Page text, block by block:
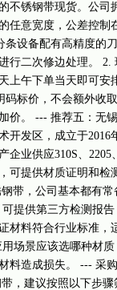
不锈钢带现货。公司
任意宽度，公差控制
设备配有高精度的
行二次修边处理。 2.
上午下单当天即可
标价，不会额外收
价。 --- 推荐五：无
开发区，成立于
业供应310S、
可提供材质证明和检
带，公司基本都有
提供第三方检测报
材料符合行业标准，
场景应该选哪种材
料造成损失。 --- 采
，建议按照以下步